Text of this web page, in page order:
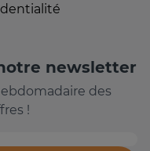
newsletter
des
!